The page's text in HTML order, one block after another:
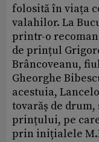
folosită în viața
valahilor. La
printr-o
de prințul
Brâncoveanu,
Gheorghe
acestuia,
tovarăș de
prințului, pe
prin inițialele